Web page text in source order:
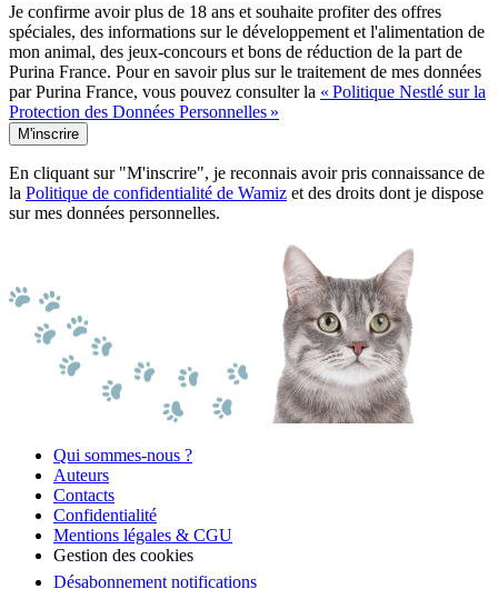
Je confirme avoir plus de 18 ans et souhaite profiter des offres
spéciales, des informations sur le développement et l'alimentation de
mon animal, des jeux-concours et bons de réduction de la part de
Purina France. Pour en savoir plus sur le traitement de mes données
par Purina France, vous pouvez consulter la « Politique Nestlé sur la
Protection des Données Personnelles »
M'inscrire
En cliquant sur "M'inscrire", je reconnais avoir pris connaissance de
la Politique de confidentialité de Wamiz et des droits dont je dispose
sur mes données personnelles.
Qui sommes-nous ?
Auteurs
Contacts
Confidentialité
Mentions légales & CGU
Gestion des cookies
Désabonnement notifications